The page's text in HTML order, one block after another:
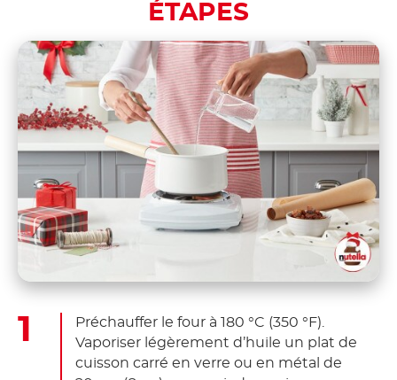
ÉTAPES
Préchauffer le four à 180 °C (350 °F).
Vaporiser légèrement d’huile un plat de
cuisson carré en verre ou en métal de